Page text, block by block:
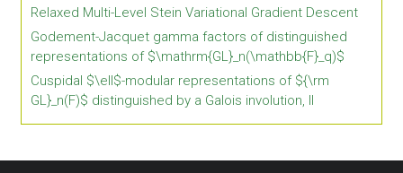
Relaxed Multi-Level Stein Variational Gradient Descent
Godement-Jacquet gamma factors of distinguished
representations of $\mathrm{GL}_n(\mathbb{F}_q)$
Cuspidal $\ell$-modular representations of ${\rm
GL}_n(F)$ distinguished by a Galois involution, II